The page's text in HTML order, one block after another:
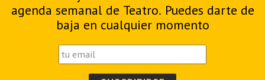
agenda semanal de Teatro. Puedes darte de
baja en cualquier momento